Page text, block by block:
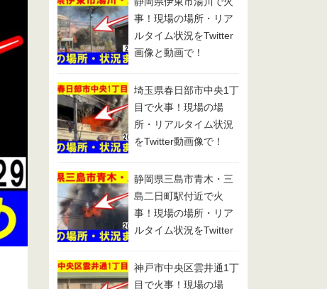
事！現場の場所・リア
ルタイム状況をTwitter
画像と動画で！
埼玉県春日部市中央1丁
目で火事！現場の場
所・リアルタイム状況
をTwitter動画像で！
静岡県三島市青木・三
島二日町駅付近で火
事！現場の場所・リア
ルタイム状況をTwitter
神戸市中央区雲井通1丁
目で火事！現場の場